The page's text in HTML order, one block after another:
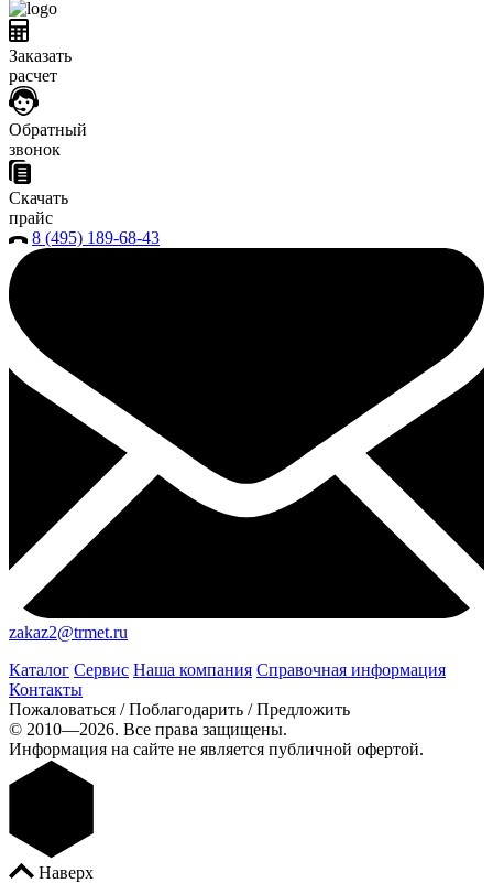
Заказать
расчет
Обратный
звонок
Скачать
прайс
8 (495) 189-68-43
zakaz2@trmet.ru
Каталог Сервис Наша компания Справочная информация
Контакты
Пожаловаться / Поблагодарить / Предложить
© 2010—2026. Все права защищены.
Информация на сайте не является публичной офертой.
Наверх